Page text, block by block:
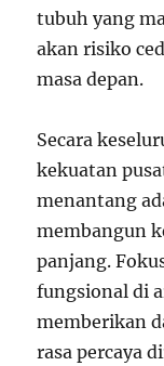
tubuh yang
akan risiko
masa depan.
Secara
kekuatan
menantang
membangun
panjang.
fungsional di
memberikan
rasa percaya